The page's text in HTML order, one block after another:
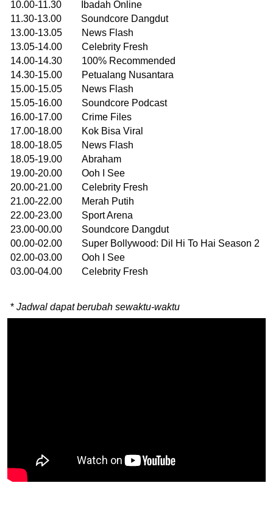
10.00-11.30 Ibadah Online
11.30-13.00 Soundcore Dangdut
13.00-13.05 News Flash
13.05-14.00 Celebrity Fresh
14.00-14.30 100% Recommended
14.30-15.00 Petualang Nusantara
15.00-15.05 News Flash
15.05-16.00 Soundcore Podcast
16.00-17.00 Crime Files
17.00-18.00 Kok Bisa Viral
18.00-18.05 News Flash
18.05-19.00 Abraham
19.00-20.00 Ooh I See
20.00-21.00 Celebrity Fresh
21.00-22.00 Merah Putih
22.00-23.00 Sport Arena
23.00-00.00 Soundcore Dangdut
00.00-02.00 Super Bollywood: Dil Hi To Hai Season 2
02.00-03.00 Ooh I See
03.00-04.00 Celebrity Fresh
* Jadwal dapat berubah sewaktu-waktu